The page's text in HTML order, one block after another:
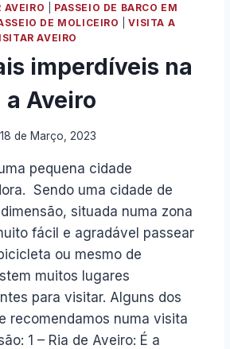
AVEIRO
PASSEIO DE BARCO EM
DE MOLICEIRO |VISITA A
AVEIRO
imperdíveis na
Aveiro
18 de Março, 2023
pequena cidade
Sendo uma cidade de
situada numa zona
fácil e agradável passear
ou mesmo de
muitos lugares
para visitar. Alguns dos
recomendamos numa visita
1 – Ria de Aveiro: É a